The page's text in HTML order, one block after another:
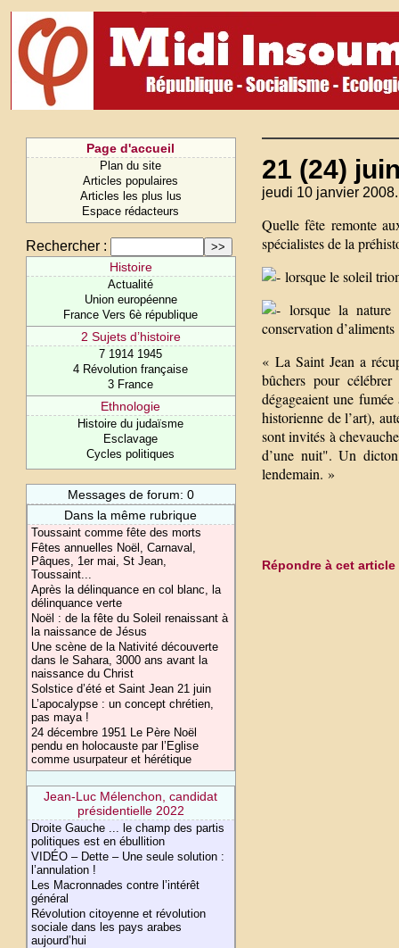
Page d'accueil
Plan du site
Articles populaires
Articles les plus lus
Espace rédacteurs
Rechercher :
Histoire
Actualité
Union européenne
France Vers 6è république
2 Sujets d’histoire
7 1914 1945
4 Révolution française
3 France
Ethnologie
Histoire du judaïsme
Esclavage
Cycles politiques
Messages de forum: 0
Dans la même rubrique
Toussaint comme fête des morts
Fêtes annuelles Noël, Carnaval,
Pâques, 1er mai, St Jean,
Toussaint...
Après la délinquance en col blanc, la
délinquance verte
Noël : de la fête du Soleil renaissant à
la naissance de Jésus
Une scène de la Nativité découverte
dans le Sahara, 3000 ans avant la
naissance du Christ
Solstice d’été et Saint Jean 21 juin
L’apocalypse : un concept chrétien,
pas maya !
24 décembre 1951 Le Père Noël
pendu en holocauste par l’Eglise
comme usurpateur et hérétique
Jean-Luc Mélenchon, candidat
présidentielle 2022
Droite Gauche ... le champ des partis
politiques est en ébullition
VIDÉO – Dette – Une seule solution :
l’annulation !
Les Macronnades contre l’intérêt
général
Révolution citoyenne et révolution
sociale dans les pays arabes
aujourd’hui
21 (24)
jeudi 10 janvier 2008.
Quelle fête remonte
spécialistes de la
lorsque le soleil
lorsque la
conservation d’aliments
« La Saint Jean a
bûchers pour
dégageaient une
historienne de l’art),
sont invités à
d’une nuit". Un
lendemain. »
Répondre à cet article